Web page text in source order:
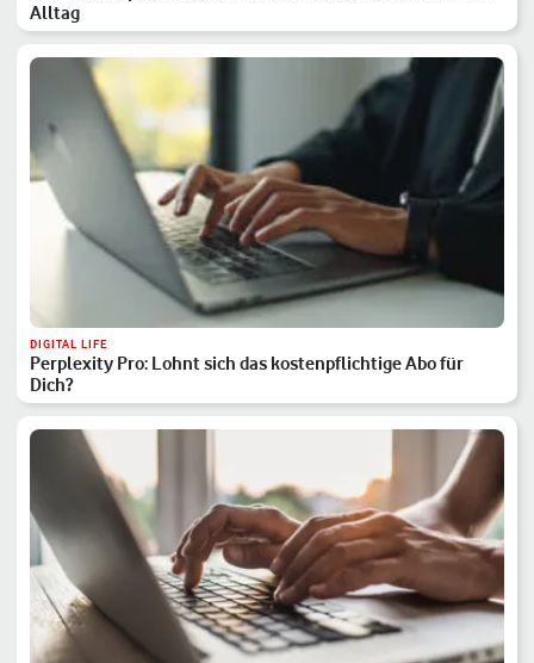
Alltag
DIGITAL LIFE
Perplexity Pro: Lohnt sich das kostenpflichtige Abo für
Dich?